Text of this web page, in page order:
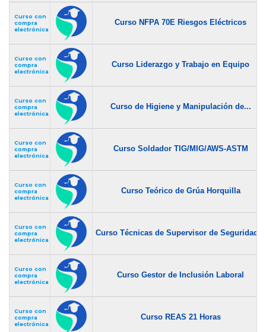
Curso con
compra
electrónica
Curso NFPA 70E Riesgos Eléctricos
Curso con
compra
electrónica
Curso Liderazgo y Trabajo en Equipo
Curso con
compra
electrónica
Curso de Higiene y Manipulación de...
Curso con
compra
electrónica
Curso Soldador TIG/MIG/AWS-ASTM
Curso con
compra
electrónica
Curso Teórico de Grúa Horquilla
Curso con
compra
electrónica
Curso Técnicas de Supervisor de Seguridad...
Curso con
compra
electrónica
Curso Gestor de Inclusión Laboral
Curso con
compra
electrónica
Curso REAS 21 Horas